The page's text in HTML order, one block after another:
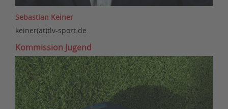
Sebastian Keiner
keiner(at)tlv-sport.de
Kommission Jugend